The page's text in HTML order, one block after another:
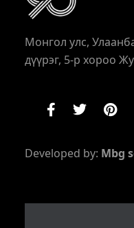
Монгол улс,
дүүрэг, 5-р хороо
Developed by: Mbg